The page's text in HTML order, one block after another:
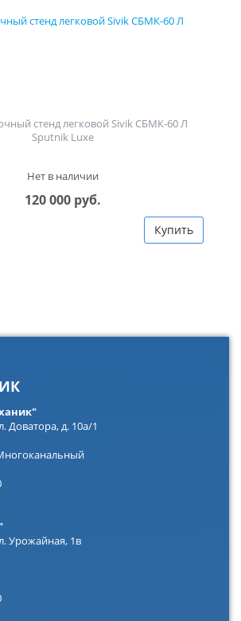
стенд легковой Sivik СБМК-60 Л
Sputnik Luxe
Нет в наличии
120 000 руб.
Купить
Доватора, д. 10а/1
Урожайная, 1в